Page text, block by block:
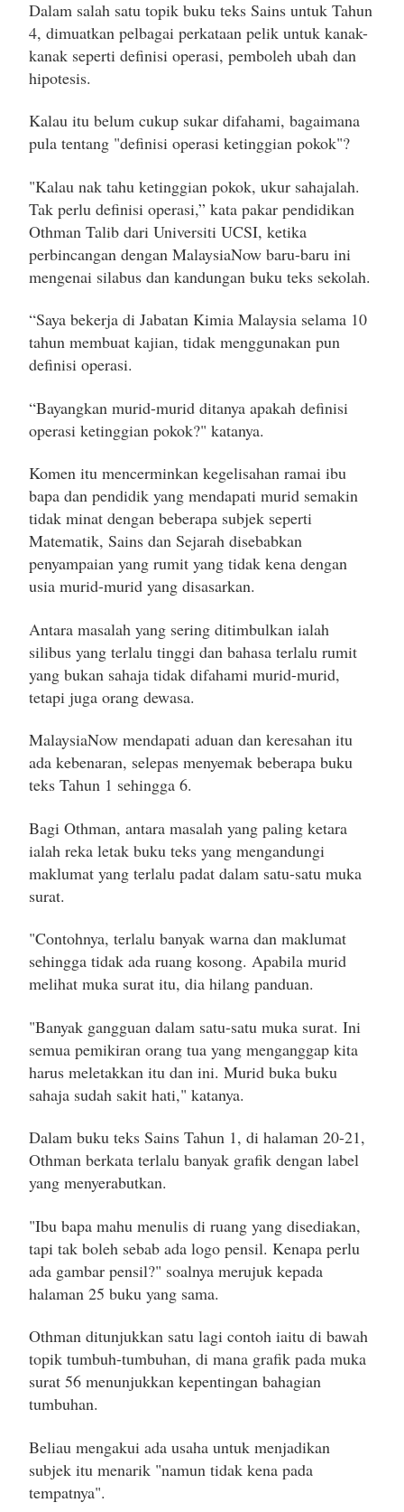
Dalam salah satu topik buku teks Sains untuk Tahun
4, dimuatkan pelbagai perkataan pelik untuk kanak-
kanak seperti definisi operasi, pemboleh ubah dan
hipotesis.
Kalau itu belum cukup sukar difahami, bagaimana
pula tentang "definisi operasi ketinggian pokok"?
"Kalau nak tahu ketinggian pokok, ukur sahajalah.
Tak perlu definisi operasi,” kata pakar pendidikan
Othman Talib dari Universiti UCSI, ketika
perbincangan dengan MalaysiaNow baru-baru ini
mengenai silabus dan kandungan buku teks sekolah.
“Saya bekerja di Jabatan Kimia Malaysia selama 10
tahun membuat kajian, tidak menggunakan pun
definisi operasi.
“Bayangkan murid-murid ditanya apakah definisi
operasi ketinggian pokok?" katanya.
Komen itu mencerminkan kegelisahan ramai ibu
bapa dan pendidik yang mendapati murid semakin
tidak minat dengan beberapa subjek seperti
Matematik, Sains dan Sejarah disebabkan
penyampaian yang rumit yang tidak kena dengan
usia murid-murid yang disasarkan.
Antara masalah yang sering ditimbulkan ialah
silibus yang terlalu tinggi dan bahasa terlalu rumit
yang bukan sahaja tidak difahami murid-murid,
tetapi juga orang dewasa.
MalaysiaNow mendapati aduan dan keresahan itu
ada kebenaran, selepas menyemak beberapa buku
teks Tahun 1 sehingga 6.
Bagi Othman, antara masalah yang paling ketara
ialah reka letak buku teks yang mengandungi
maklumat yang terlalu padat dalam satu-satu muka
surat.
"Contohnya, terlalu banyak warna dan maklumat
sehingga tidak ada ruang kosong. Apabila murid
melihat muka surat itu, dia hilang panduan.
"Banyak gangguan dalam satu-satu muka surat. Ini
semua pemikiran orang tua yang menganggap kita
harus meletakkan itu dan ini. Murid buka buku
sahaja sudah sakit hati," katanya.
Dalam buku teks Sains Tahun 1, di halaman 20-21,
Othman berkata terlalu banyak grafik dengan label
yang menyerabutkan.
"Ibu bapa mahu menulis di ruang yang disediakan,
tapi tak boleh sebab ada logo pensil. Kenapa perlu
ada gambar pensil?" soalnya merujuk kepada
halaman 25 buku yang sama.
Othman ditunjukkan satu lagi contoh iaitu di bawah
topik tumbuh-tumbuhan, di mana grafik pada muka
surat 56 menunjukkan kepentingan bahagian
tumbuhan.
Beliau mengakui ada usaha untuk menjadikan
subjek itu menarik "namun tidak kena pada
tempatnya".